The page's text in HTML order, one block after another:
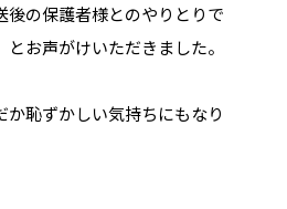
後の保護者様とのやりとりで
とお声がけいただきました。
か恥ずかしい気持ちにもなり